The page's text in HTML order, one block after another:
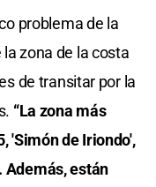
problema de la
zona de la costa
de transitar por la
“La zona más
'Simón de Iriondo',
Además, están